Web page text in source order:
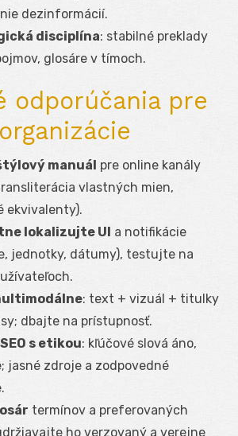
dezinformácií.
disciplína: stabilné preklady
glosáre v tímoch.
odporúčania pre
manuál pre online kanály
vlastných mien,
ekvivalenty).
lokalizujte UI a notifikácie
jednotky, dátumy), testujte na
: text + vizuál + titulky
dbajte na prístupnosť.
s etikou: kľúčové slová áno,
jasné zdroje a zodpovedné
termínov a preferovaných
ho verzovaný a verejne